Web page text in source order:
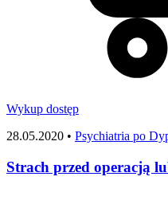
Wykup dostęp
28.05.2020 • Psychiatria po
Strach przed operacją